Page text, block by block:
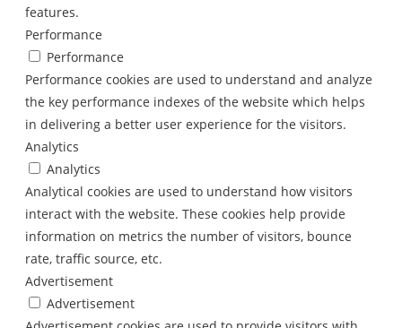
features.
Performance
Performance
Performance cookies are used to understand and analyze
the key performance indexes of the website which helps
in delivering a better user experience for the visitors.
Analytics
Analytics
Analytical cookies are used to understand how visitors
interact with the website. These cookies help provide
information on metrics the number of visitors, bounce
rate, traffic source, etc.
Advertisement
Advertisement